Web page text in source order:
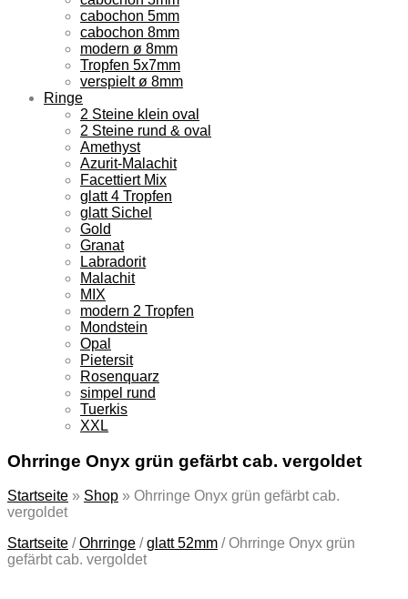
cabochon 5mm
cabochon 8mm
modern ø 8mm
Tropfen 5x7mm
verspielt ø 8mm
Ringe
2 Steine klein oval
2 Steine rund & oval
Amethyst
Azurit-Malachit
Facettiert Mix
glatt 4 Tropfen
glatt Sichel
Gold
Granat
Labradorit
Malachit
MIX
modern 2 Tropfen
Mondstein
Opal
Pietersit
Rosenquarz
simpel rund
Tuerkis
XXL
Ohrringe Onyx grün gefärbt cab. vergoldet
Startseite » Shop » Ohrringe Onyx grün gefärbt cab.
vergoldet
Startseite /Ohrringe /glatt 52mm /Ohrringe Onyx grün
gefärbt cab. vergoldet